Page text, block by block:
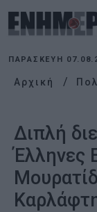
ΠΑΡΑΣΚΕΥΉ
Αρχική
Διπλή
Έλληνες